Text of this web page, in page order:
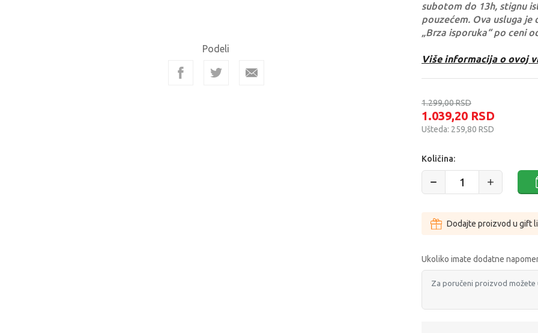
Podeli
subotom do 13h, stignu
pouzećem. Ova usluga
„Brza isporuka“ po ceni
Više informacija o ovoj
1.299,00RSD
1.039,20 RSD
Ušteda: 259,80 RSD
Količina:
Dodajte proizvod u gift
Ukoliko imate dodatne